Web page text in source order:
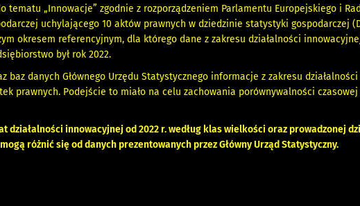
„Innowacje” zgodnie z rozporządzeniem Parlamentu Europejskiego i
uchylającego 10 aktów prawnych w dziedzinie statystyki gospodarczej
okresem referencyjnym, dla którego dane z zakresu działalności
był rok 2022.
baz danych Głównego Urzędu Statystycznego informacje z zakresu
prawnych. Podejście to miało na celu zachowania porównywalności
działalności innowacyjnej od 2022 r. według klas wielkości oraz prowadzonej
różnić się od danych prezentowanych przez Główny Urząd Statystyczny.